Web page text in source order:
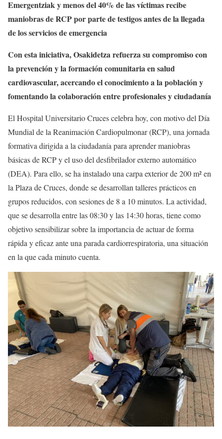
Emergentziak y menos del 40% de las víctimas recibe
maniobras de RCP por parte de testigos antes de la llegada
de los servicios de emergencia
Con esta iniciativa, Osakidetza refuerza su compromiso con
la prevención y la formación comunitaria en salud
cardiovascular, acercando el conocimiento a la población y
fomentando la colaboración entre profesionales y ciudadanía
El Hospital Universitario Cruces celebra hoy, con motivo del Día
Mundial de la Reanimación Cardiopulmonar (RCP), una jornada
formativa dirigida a la ciudadanía para aprender maniobras
básicas de RCP y el uso del desfibrilador externo automático
(DEA). Para ello, se ha instalado una carpa exterior de 200 m² en
la Plaza de Cruces, donde se desarrollan talleres prácticos en
grupos reducidos, con sesiones de 8 a 10 minutos. La actividad,
que se desarrolla entre las 08:30 y las 14:30 horas, tiene como
objetivo sensibilizar sobre la importancia de actuar de forma
rápida y eficaz ante una parada cardiorrespiratoria, una situación
en la que cada minuto cuenta.